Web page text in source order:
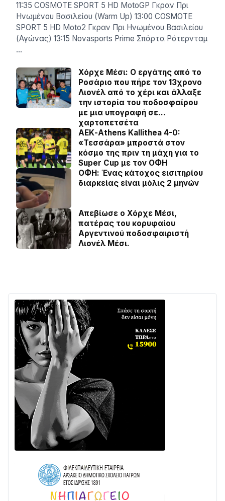
11:35 COSMOTE SPORT 5 HD MotoGP Γκραν Πρι
Ηνωμένου Βασιλείου (Warm Up) 13:00 COSMOTE
SPORT 5 HD Moto2 Γκραν Πρι Ηνωμένου Βασιλείου
(Αγώνας) 13:15 Novasports Prime Σπάρτα Ρότερνταμ
…
Χόρχε Μέσι: Ο εργάτης από το
Ροσάριο που πήρε τον 13χρονο
Λιονέλ από το χέρι και άλλαξε
την ιστορία του ποδοσφαίρου
με μια υπογραφή σε…
χαρτοπετσέτα
ΑΕΚ-Athens Kallithea 4-0:
«Τεσσάρα» μπροστά στον
κόσμο της πριν τη μάχη για το
Super Cup με τον ΟΦΗ
ΟΦΗ: Ένας κάτοχος εισιτηρίου
διαρκείας είναι μόλις 2 μηνών
Απεβίωσε ο Χόρχε Μέσι,
πατέρας του κορυφαίου
Αργεντινού ποδοσφαιριστή
Λιονέλ Μέσι.